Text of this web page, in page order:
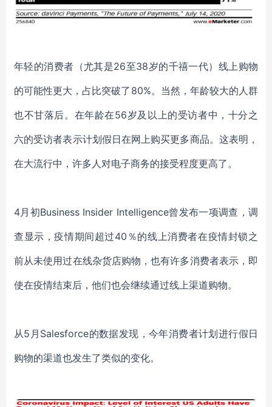
年轻的消费者（尤其是26至38岁的千禧一代） 线上购物
的可能性更大， 占比突破了 80%。当然， 年龄较大的人群
也不甘落后。 在年龄在56岁及以上的受访者中 ， 十分之
六的受访者表示计划假日在网上购买更多商品。这表明，
在大流行中，许多人对电子商务的接受程度更高了。
4月初Business Insider Intelligence曾发布一项调查 ，调
查 显示，疫情期间超过40％的线上消费者在疫情封锁之
前从未使用过在线杂货店购物，也有许多消费者表示，即
使在疫情结束后，他们也会继续通过线上渠道购物。
从5月 Salesforce的数据发现 ，今年消费者计划进行假日
购物的渠道也发生了类似的变化。